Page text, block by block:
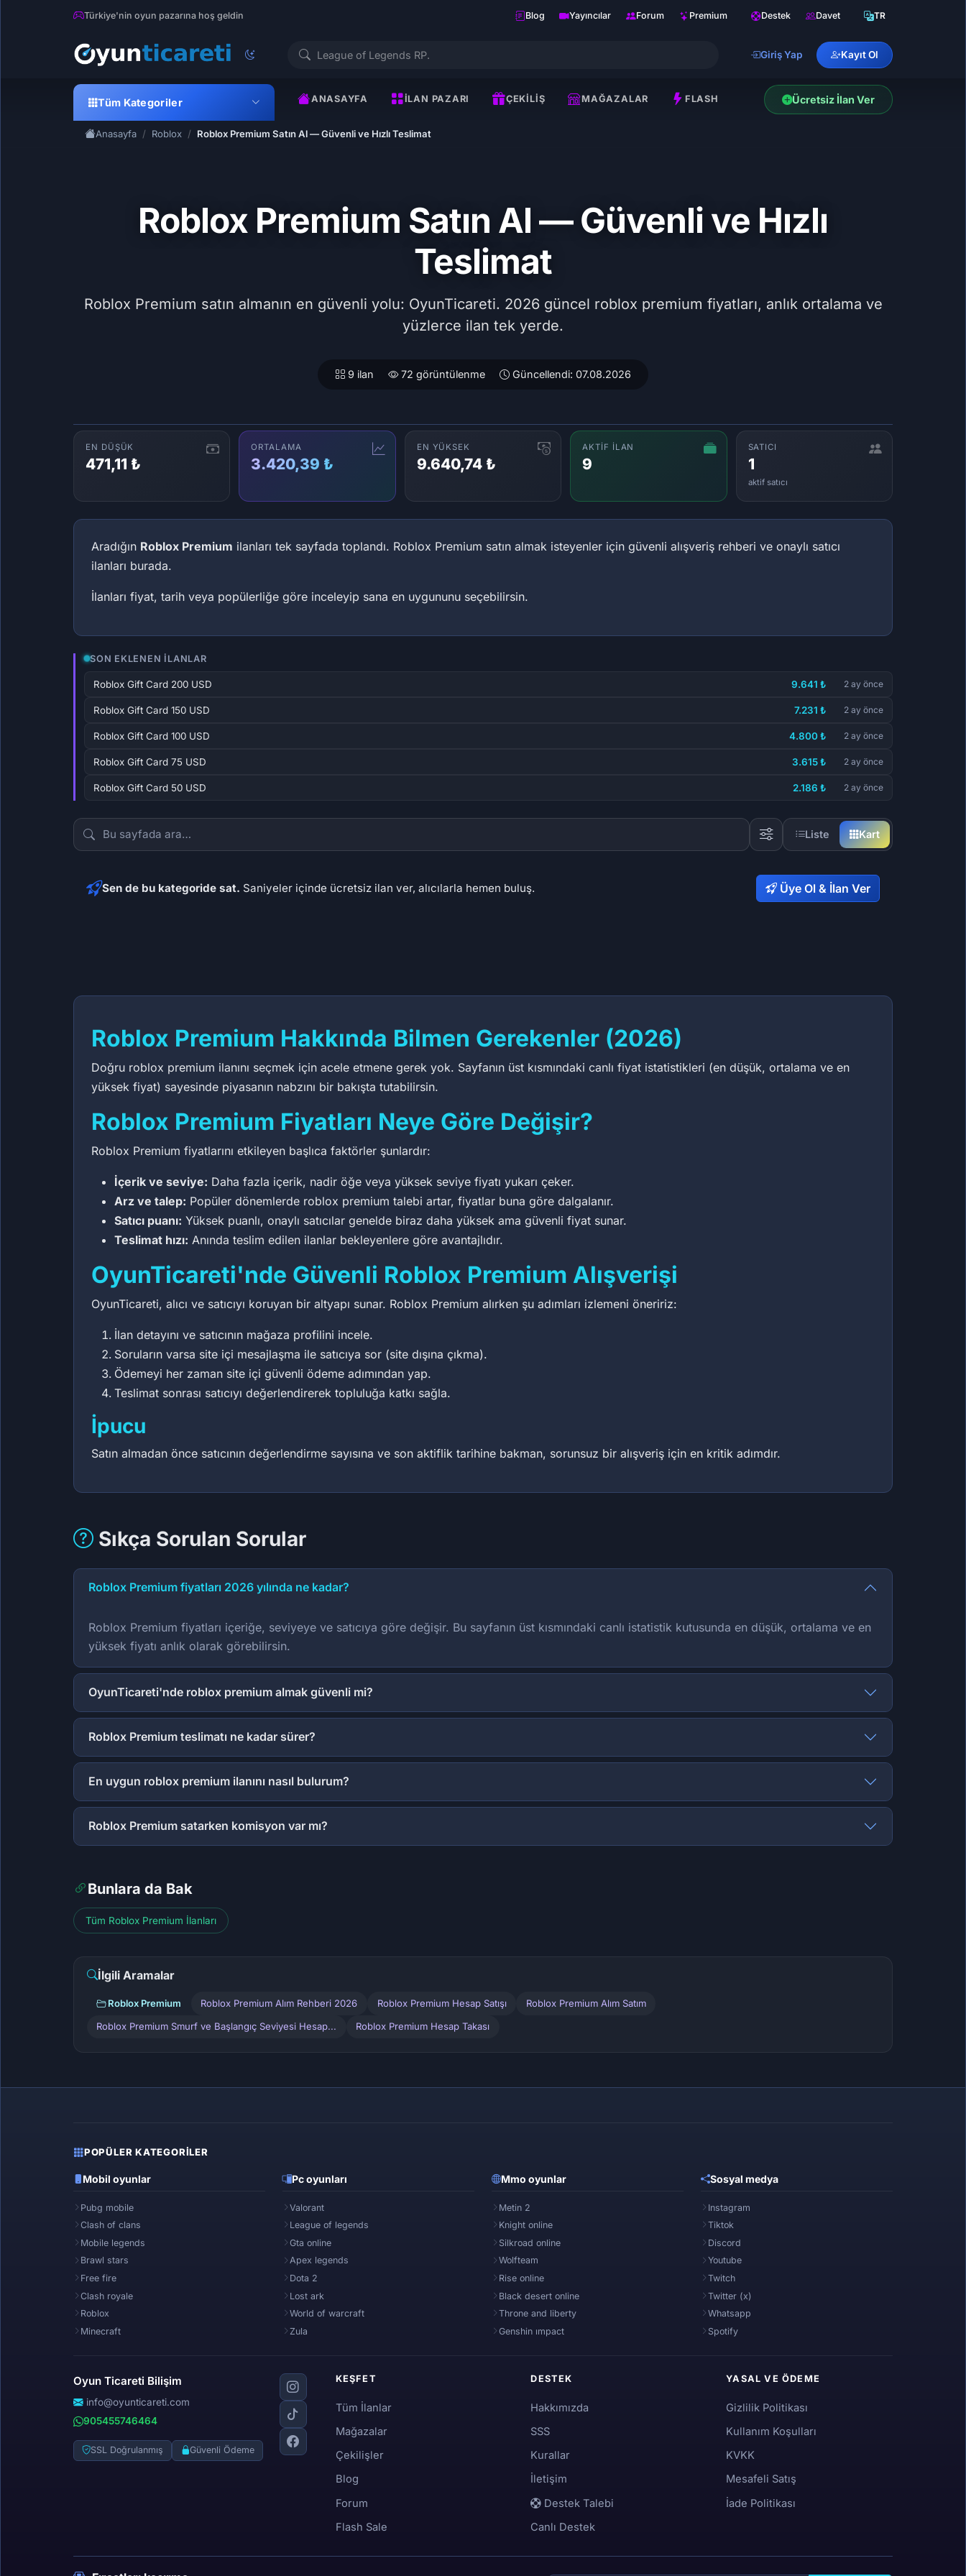
Türkiye'nin oyun pazarına hoş geldin Blog Yayıncılar Forum Premium Destek Davet TR
Giriş Yap Kayıt Ol
Tüm Kategoriler ANASAYFA İLAN PAZARI ÇEKILIŞ MAĞAZALAR FLASH Ücretsiz İlan Ver
Anasayfa Roblox Roblox Premium Satın Al — Güvenli ve Hızlı Teslimat
Roblox Premium Satın Al — Güvenli ve Hızlı
Teslimat
Roblox Premium satın almanın en güvenli yolu: OyunTicareti. 2026 güncel roblox premium fiyatları, anlık ortalama ve
yüzlerce ilan tek yerde.
9 ilan 72 görüntülenme Güncellendi: 07.08.2026
EN DÜŞÜK
471,11 ₺
ORTALAMA
3.420,39 ₺
EN YÜKSEK
9.640,74 ₺
AKTIF İLAN
9
SATICI
1
aktif satıcı
Aradığın Roblox Premium ilanları tek sayfada toplandı. Roblox Premium satın almak isteyenler için güvenli alışveriş rehberi ve onaylı satıcı
ilanları burada.
İlanları fiyat, tarih veya popülerliğe göre inceleyip sana en uygununu seçebilirsin.
SON EKLENEN İLANLAR
Roblox Gift Card 200 USD 9.641 ₺ 2 ay önce
Roblox Gift Card 150 USD 7.231 ₺ 2 ay önce
Roblox Gift Card 100 USD 4.800 ₺ 2 ay önce
Roblox Gift Card 75 USD 3.615 ₺ 2 ay önce
Roblox Gift Card 50 USD 2.186 ₺ 2 ay önce
Liste Kart
Sen de bu kategoride sat. Saniyeler içinde ücretsiz ilan ver, alıcılarla hemen buluş. Üye Ol & İlan Ver
Roblox Premium Hakkında Bilmen Gerekenler (2026)
Doğru roblox premium ilanını seçmek için acele etmene gerek yok. Sayfanın üst kısmındaki canlı fiyat istatistikleri (en düşük, ortalama ve en
yüksek fiyat) sayesinde piyasanın nabzını bir bakışta tutabilirsin.
Roblox Premium Fiyatları Neye Göre Değişir?
Roblox Premium fiyatlarını etkileyen başlıca faktörler şunlardır:
İçerik ve seviye: Daha fazla içerik, nadir öğe veya yüksek seviye fiyatı yukarı çeker.
Arz ve talep: Popüler dönemlerde roblox premium talebi artar, fiyatlar buna göre dalgalanır.
Satıcı puanı: Yüksek puanlı, onaylı satıcılar genelde biraz daha yüksek ama güvenli fiyat sunar.
Teslimat hızı: Anında teslim edilen ilanlar bekleyenlere göre avantajlıdır.
OyunTicareti'nde Güvenli Roblox Premium Alışverişi
OyunTicareti, alıcı ve satıcıyı koruyan bir altyapı sunar. Roblox Premium alırken şu adımları izlemeni öneririz:
İlan detayını ve satıcının mağaza profilini incele.
Soruların varsa site içi mesajlaşma ile satıcıya sor (site dışına çıkma).
Ödemeyi her zaman site içi güvenli ödeme adımından yap.
Teslimat sonrası satıcıyı değerlendirerek topluluğa katkı sağla.
İpucu
Satın almadan önce satıcının değerlendirme sayısına ve son aktiflik tarihine bakman, sorunsuz bir alışveriş için en kritik adımdır.
Sıkça Sorulan Sorular
Roblox Premium fiyatları 2026 yılında ne kadar?
Roblox Premium fiyatları içeriğe, seviyeye ve satıcıya göre değişir. Bu sayfanın üst kısmındaki canlı istatistik kutusunda en düşük, ortalama ve en
yüksek fiyatı anlık olarak görebilirsin.
OyunTicareti'nde roblox premium almak güvenli mi?
Roblox Premium teslimatı ne kadar sürer?
En uygun roblox premium ilanını nasıl bulurum?
Roblox Premium satarken komisyon var mı?
Bunlara da Bak
Tüm Roblox Premium İlanları
İlgili Aramalar
Roblox Premium Roblox Premium Alım Rehberi 2026 Roblox Premium Hesap Satışı Roblox Premium Alım Satım
Roblox Premium Smurf ve Başlangıç Seviyesi Hesap... Roblox Premium Hesap Takası
POPÜLER KATEGORILER
Mobil oyunlar
Pubg mobile
Clash of clans
Mobile legends
Brawl stars
Free fire
Clash royale
Roblox
Minecraft
Pc oyunları
Valorant
League of legends
Gta online
Apex legends
Dota 2
Lost ark
World of warcraft
Zula
Mmo oyunlar
Metin 2
Knight online
Silkroad online
Wolfteam
Rise online
Black desert online
Throne and liberty
Genshin ımpact
Sosyal medya
Instagram
Tiktok
Discord
Youtube
Twitch
Twitter (x)
Whatsapp
Spotify
Oyun Ticareti Bilişim
info@oyunticareti.com
905455746464
SSL Doğrulanmış Güvenli Ödeme
KEŞFET
Tüm İlanlar
Mağazalar
Çekilişler
Blog
Forum
Flash Sale
DESTEK
Hakkımızda
SSS
Kurallar
İletişim
Destek Talebi
Canlı Destek
YASAL VE ÖDEME
Gizlilik Politikası
Kullanım Koşulları
KVKK
Mesafeli Satış
İade Politikası